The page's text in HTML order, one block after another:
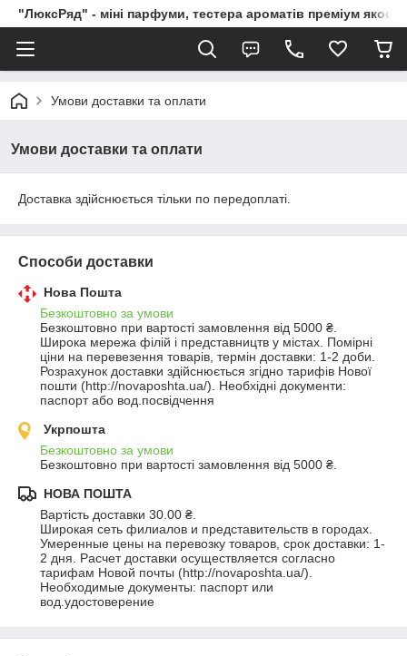
"ЛюксРяд" - міні парфуми, тестера ароматів преміум
Умови доставки та оплати
Умови доставки та оплати
Доставка здійснюється тільки по передоплаті.
Способи доставки
Нова Пошта
Безкоштовно за умови
Безкоштовно при вартості замовлення від 5000 ₴.
Широка мережа філій і представництв у містах. Помірні
ціни на перевезення товарів, термін доставки: 1-2 доби.
Розрахунок доставки здійснюється згідно тарифів Нової
пошти (http://novaposhta.ua/). Необхідні документи:
паспорт або вод.посвідчення
Укрпошта
Безкоштовно за умови
Безкоштовно при вартості замовлення від 5000 ₴.
НОВА ПОШТА
Вартість доставки 30.00 ₴.
Широкая сеть филиалов и представительств в городах.
Умеренные цены на перевозку товаров, срок доставки: 1-
2 дня. Расчет доставки осуществляется согласно
тарифам Новой почты (http://novaposhta.ua/).
Необходимые документы: паспорт или
вод.удостоверение